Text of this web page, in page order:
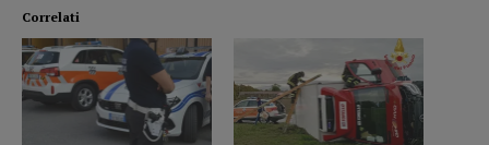
Correlati